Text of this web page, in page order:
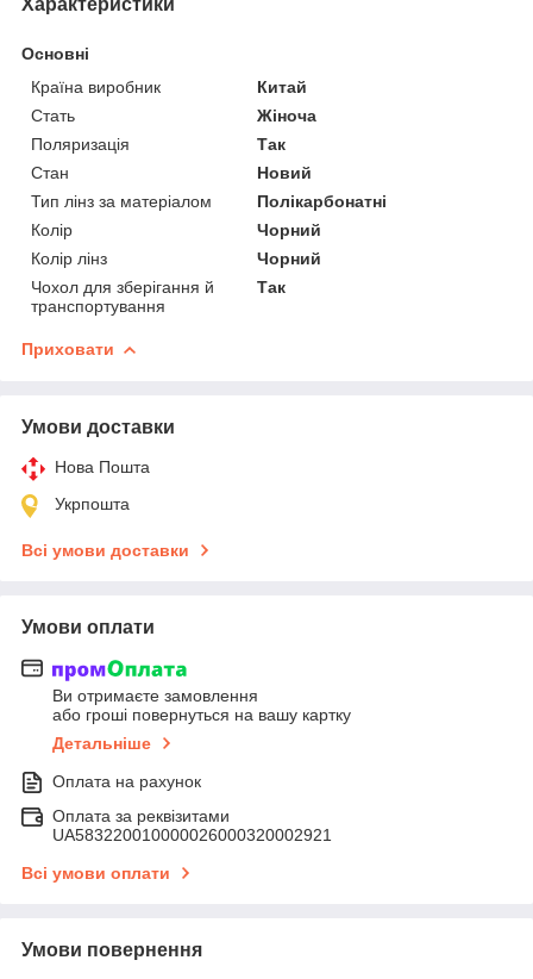
Характеристики
Основні
Країна виробник
Китай
Стать
Жіноча
Поляризація
Так
Стан
Новий
Тип лінз за матеріалом
Полікарбонатні
Колір
Чорний
Колір лінз
Чорний
Чохол для зберігання й
транспортування
Так
Приховати
Умови доставки
Нова Пошта
Укрпошта
Всі умови доставки
Умови оплати
Ви отримаєте замовлення
або гроші повернуться на вашу картку
Детальніше
Оплата на рахунок
Оплата за реквізитами
UA583220010000026000320002921
Всі умови оплати
Умови повернення